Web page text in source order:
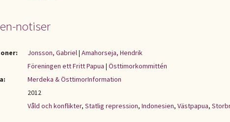
notiser
Jonsson, Gabriel| Amahorseja, Hendrik
Föreningen ett Fritt Papua | Östtimorkommittén
Merdeka & ÖsttimorInformation
2012
Våld och konflikter, Statlig repression, Indonesien, Västpapua,